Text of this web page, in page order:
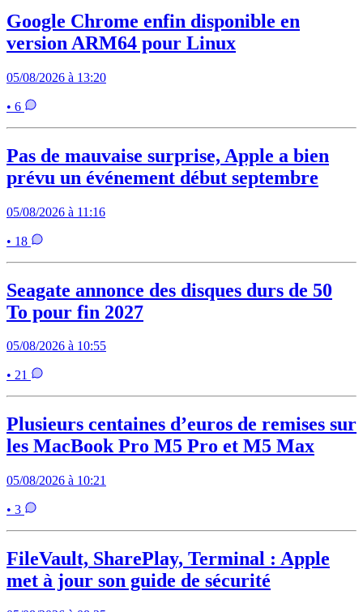
Google Chrome enfin disponible en
version ARM64 pour Linux
05/08/2026 à 13:20
• 6
Pas de mauvaise surprise, Apple a bien
prévu un événement début septembre
05/08/2026 à 11:16
• 18
Seagate annonce des disques durs de 50
To pour fin 2027
05/08/2026 à 10:55
• 21
Plusieurs centaines d’euros de remises sur
les MacBook Pro M5 Pro et M5 Max
05/08/2026 à 10:21
• 3
FileVault, SharePlay, Terminal : Apple
met à jour son guide de sécurité